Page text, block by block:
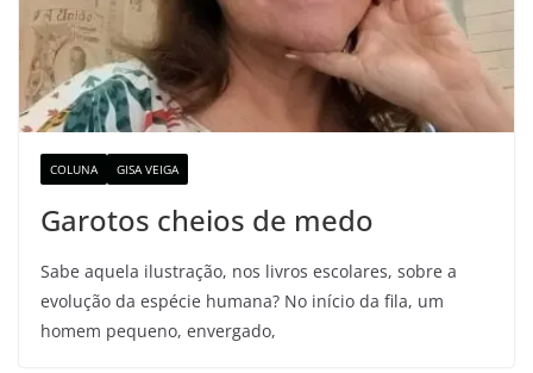
COLUNA GISA VEIGA
Garotos cheios de medo
Sabe aquela ilustração, nos livros escolares, sobre a
evolução da espécie humana? No início da fila, um
homem pequeno, envergado,